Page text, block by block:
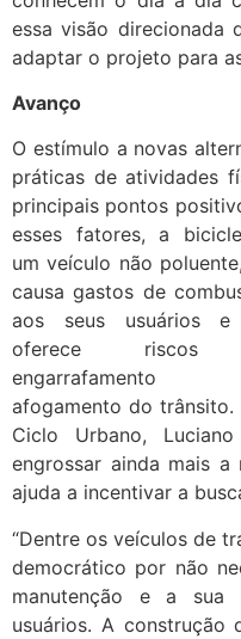
essa visão direcionada
adaptar o projeto para
Avanço
O estímulo a novas
práticas de atividades
principais pontos
esses fatores, a
um veículo não
causa gastos de
aos seus usuários e
oferece riscos
afogamento do trânsito.
Ciclo Urbano,
engrossar ainda mais
ajuda a incentivar a
“Dentre os veículos de
democrático por não
manutenção e a sua
usuários. A construção